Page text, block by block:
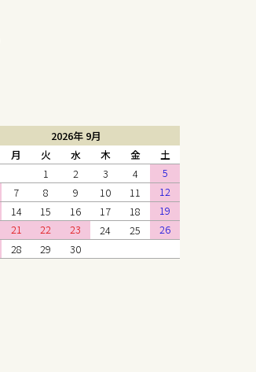
2026年 9月
月 火 水 木 金
土
1
2 3 4
5
7 8 9 10 11
12
14 15 16 17 18
19
21 22 23 24 25
26
28 29 30